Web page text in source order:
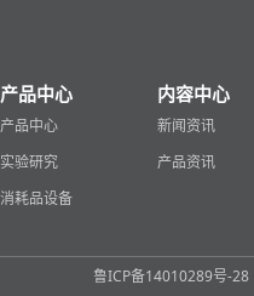
产品中心
产品中心
实验研究
消耗品设备
内容中心
新闻资讯
产品资讯
鲁ICP备14010289号-28